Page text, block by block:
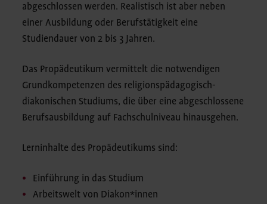
abgeschlossen werden. Realistisch ist aber neben
einer Ausbildung oder Berufstätigkeit eine
Studiendauer von 2 bis 3 Jahren.
Das Propädeutikum vermittelt die notwendigen
Grundkompetenzen des religionspädagogisch-
diakonischen Studiums, die über eine abgeschlossene
Berufsausbildung auf Fachschulniveau hinausgehen.
Lerninhalte des Propädeutikums sind:
Einführung in das Studium
Arbeitswelt von Diakon*innen